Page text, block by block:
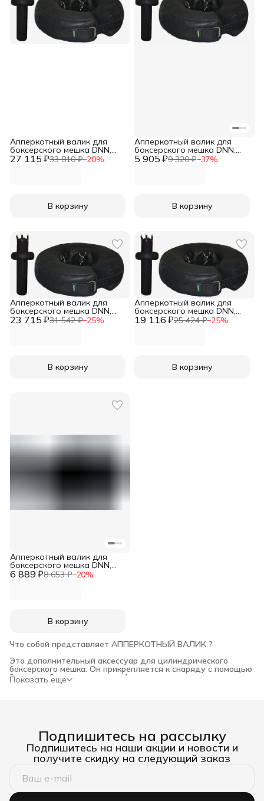
27 115 ₽33 810 ₽−20%
Апперкотный валик для
боксерского мешка DNN,
натуральная кожа КРС (D-
В корзину
5 905 ₽9 320 ₽−37%
Апперкотный валик для
боксерского мешка DNN,
тент, 20х15cм
В корзину
23 715 ₽31 542 ₽−25%
Апперкотный валик для
боксерского мешка DNN,
натуральная кожа 2,2мм,
В корзину
19 116 ₽25 424 ₽−25%
Апперкотный валик для
боксерского мешка DNN,
натуральная кожа 1,8мм,
В корзину
6 889 ₽8 653 ₽−20%
Апперкотный валик для
боксерского мешка DNN,
тент, 20х20cм
В корзину
Что собой представляет АППЕРКОТНЫЙ ВАЛИК ?
Это дополнительный аксессуар для цилиндрического
боксерского мешка. Он прикрепляется к снаряду с помощью
3 ремней: 2 вертикальных и 1 горизонтального.
А. высокое качество;
Б. надёжность;
В. долговечность.
Показать ещё
Подпишитесь на рассылку
Подпишитесь на наши акции и новости и
получите скидку на следующий заказ